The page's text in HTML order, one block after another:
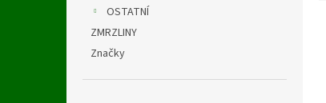
OSTATNÍ
ZMRZLINY
Značky